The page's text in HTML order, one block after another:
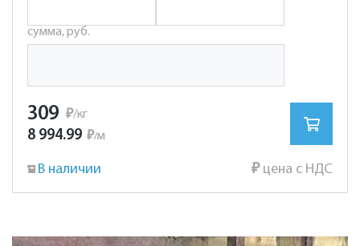
сумма, руб.
309 ₽/кг
8 994.99 ₽/м
В наличии ₽цена с НДС